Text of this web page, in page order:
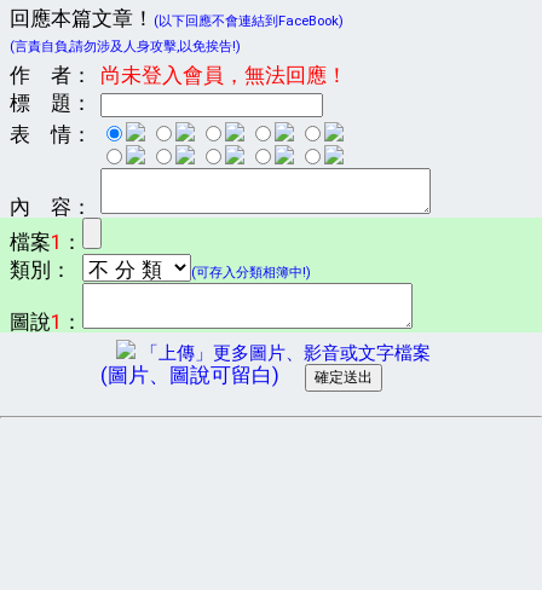
回應本篇文章！
(以下回應不會連結到FaceBook)
(言責自負,請勿涉及人身攻擊,以免挨告!)
作 者：
尚未登入會員，無法回應！
標 題：
表 情：
內 容：
檔案1 ：
類別：
(可存入分類相簿中!)
圖說1 ：
「上傳」更多圖片、影音或文字檔案
(圖片、圖說可留白)